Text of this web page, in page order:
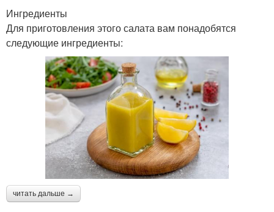
Ингредиенты
Для приготовления этого салата вам понадобятся
следующие ингредиенты:
читать дальше →